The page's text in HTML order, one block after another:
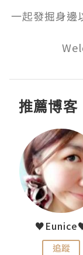
一起發掘身邊
推薦博客
追蹤